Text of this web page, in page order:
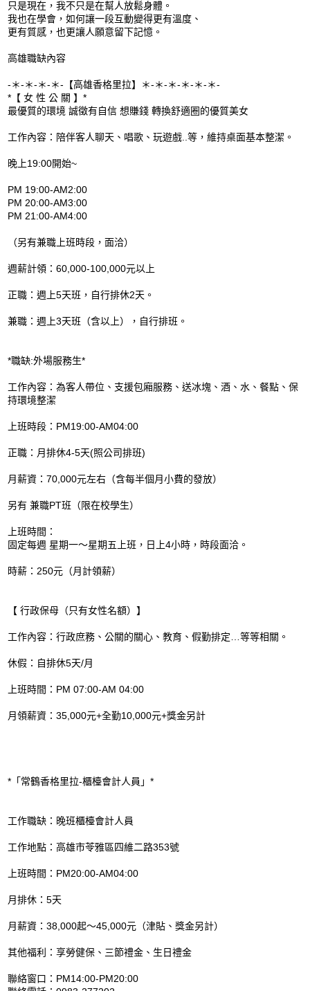
只是現在，我不只是在幫人放鬆身體。
我也在學會，如何讓一段互動變得更有溫度、
更有質感，也更讓人願意留下記憶。
高雄職缺內容
-＊-＊-＊-＊-【高雄香格里拉】＊-＊-＊-＊-＊-＊-
*【 女 性 公 關 】*
最優質的環境 誠徵有自信 想賺錢 轉換舒適圈的優質美女
工作內容：陪伴客人聊天、唱歌、玩遊戲..等，維持桌面基本整潔。
晚上19:00開始~
PM 19:00-AM2:00
PM 20:00-AM3:00
PM 21:00-AM4:00
（另有兼職上班時段，面洽）
週薪計領：60,000-100,000元以上
正職：週上5天班，自行排休2天。
兼職：週上3天班（含以上），自行排班。
*職缺:外場服務生*
工作內容：為客人帶位、支援包廂服務、送冰塊、酒、水、餐點、保
持環境整潔
上班時段：PM19:00-AM04:00
正職：月排休4-5天(照公司排班)
月薪資：70,000元左右（含每半個月小費的發放）
另有 兼職PT班（限在校學生）
上班時間：
固定每週 星期一～星期五上班，日上4小時，時段面洽。
時薪：250元（月計領薪）
【 行政保母（只有女性名額）】
工作內容：行政庶務、公關的關心、教育、假勤排定…等等相關。
休假：自排休5天/月
上班時間：PM 07:00-AM 04:00
月領薪資：35,000元+全勤10,000元+獎金另計
*「常鶴香格里拉-櫃檯會計人員」*
工作職缺：晚班櫃檯會計人員
工作地點：高雄市苓雅區四維二路353號
上班時間：PM20:00-AM04:00
月排休：5天
月薪資：38,000起～45,000元（津貼、獎金另計）
其他福利：享勞健保、三節禮金、生日禮金
聯絡窗口：PM14:00-PM20:00